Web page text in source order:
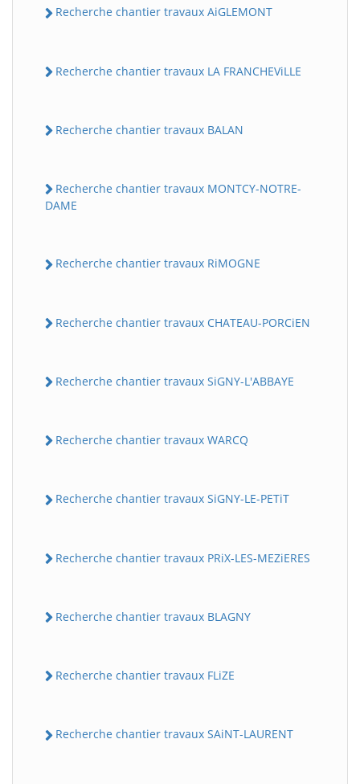
Recherche chantier travaux AiGLEMONT
Recherche chantier travaux LA FRANCHEViLLE
Recherche chantier travaux BALAN
Recherche chantier travaux MONTCY-NOTRE-
DAME
Recherche chantier travaux RiMOGNE
Recherche chantier travaux CHATEAU-PORCiEN
Recherche chantier travaux SiGNY-L'ABBAYE
Recherche chantier travaux WARCQ
Recherche chantier travaux SiGNY-LE-PETiT
Recherche chantier travaux PRiX-LES-MEZiERES
Recherche chantier travaux BLAGNY
Recherche chantier travaux FLiZE
Recherche chantier travaux SAiNT-LAURENT